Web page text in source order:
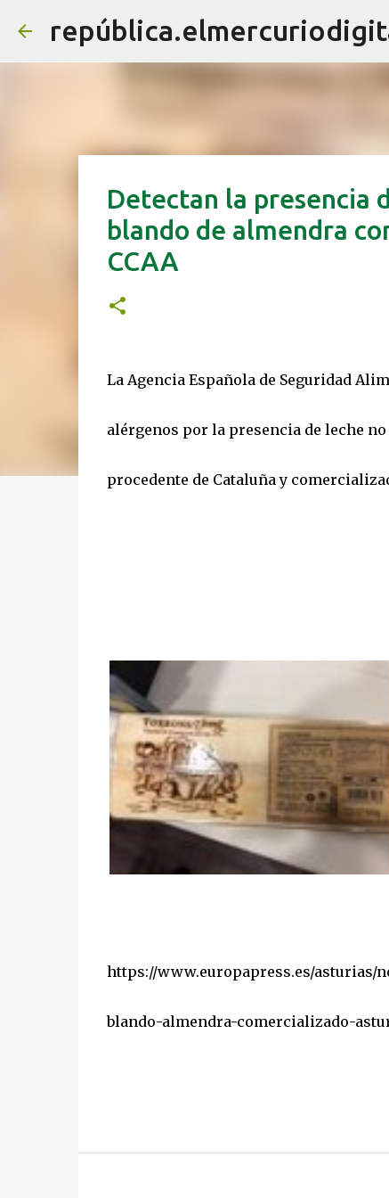
Detectan la presencia
blando de almendra
CCAA
La Agencia Española de Seguridad
alérgenos por la presencia de leche
procedente de Cataluña y
https://www.europapress.es/asturias/
blando-almendra-comercializado-